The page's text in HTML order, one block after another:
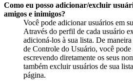
Como eu posso adicionar/excluir
amigos e inimigos?
Você pode adicionar usuários em
Através do perfil de cada usuário
adicioná-los à sua lista. De
de Controle do Usuário, você
escrevendo diretamente os seus
também excluir usuários de sua
página.